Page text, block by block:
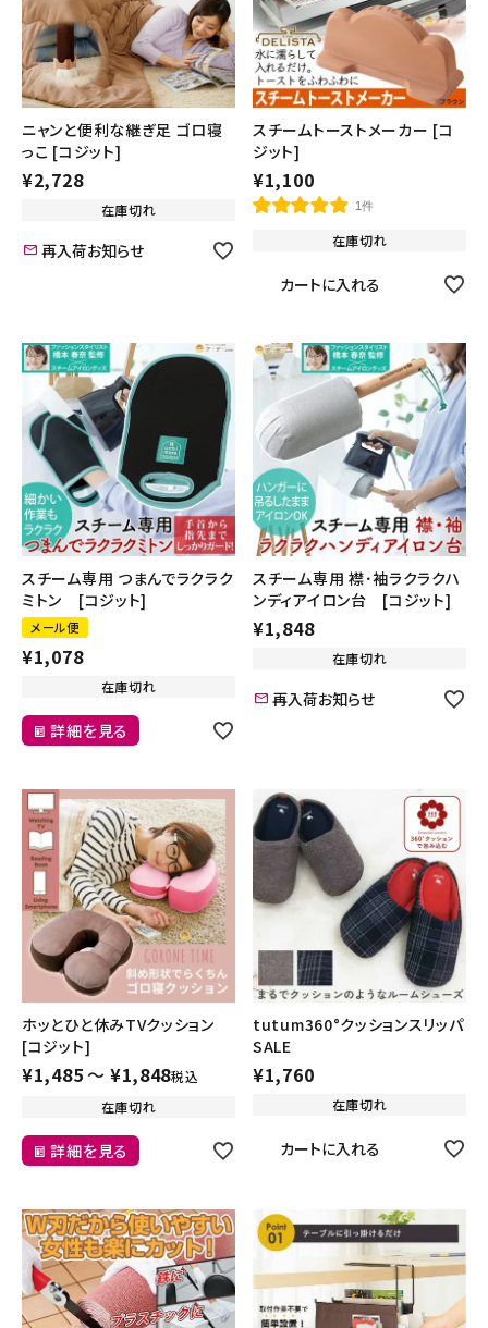
ニャンと便利な継ぎ足 ゴロ寝
っこ [コジット]
¥2,728
在庫切れ
再入荷お知らせ
スチームトーストメーカー [コ
ジット]
¥1,100
1件
在庫切れ
カートに入れる
スチーム専用 つまんでラクラク
ミトン [コジット]
メール便
¥1,078
在庫切れ
詳細を見る
スチーム専用 襟･袖ラクラクハ
ンディアイロン台 [コジット]
¥1,848
在庫切れ
再入荷お知らせ
ホッとひと休みTVクッション
[コジット]
¥1,485〜 ¥1,848税込
在庫切れ
詳細を見る
tutum360°クッションスリッパ
SALE
¥1,760
在庫切れ
カートに入れる